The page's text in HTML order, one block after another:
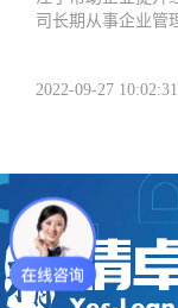
司长期从事企业管
2022-09-27 10:02:31